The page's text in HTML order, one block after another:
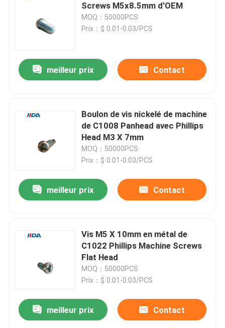
Screws M5x8.5mm d'OEM
MOQ：50000PCS
Prix：$ 0.01-0.03/PCS
meilleur prix Contact
Boulon de vis nickelé de machine
de C1008 Panhead avec Phillips
Head M3 X 7mm
MOQ：50000PCS
Prix：$ 0.01-0.03/PCS
meilleur prix Contact
Vis M5 X 10mm en métal de
C1022 Phillips Machine Screws
Flat Head
MOQ：50000PCS
Prix：$ 0.01-0.03/PCS
meilleur prix Contact